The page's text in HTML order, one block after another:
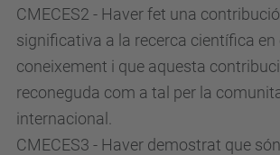
CMECES2 - Haver fet una
significativa a la recerca científica en
coneixement i que aquesta
reconeguda com a tal per la
internacional.
CMECES3 - Haver demostrat que